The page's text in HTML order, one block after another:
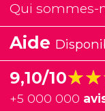
Qui sommes-
Aide
9,10/10
+5 000 000